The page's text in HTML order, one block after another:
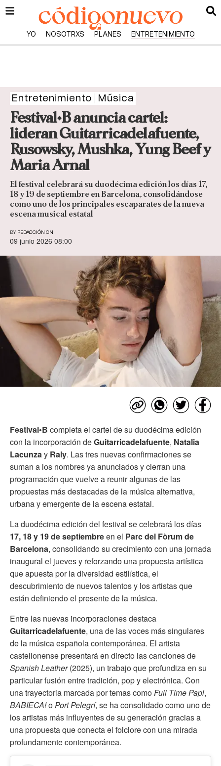
YO NOSOTRXS PLANES ENTRETENIMIENTO
Entretenimiento Música
Festival•B anuncia cartel:
lideran Guitarricadelafuente,
Rusowsky, Mushka, Yung Beef y
Maria Arnal
El festival celebrará su duodécima edición los días 17,
18 y 19 de septiembre en Barcelona, consolidándose
como uno de los principales escaparates de la nueva
escena musical estatal
BY REDACCIÓN CN
09 junio 2026 08:00
Festival•B completa el cartel de su duodécima edición
con la incorporación deGuitarricadelafuente, Natalia
Lacunzay Raly. Las tres nuevas confirmaciones se
suman a los nombres ya anunciados y cierran una
programación que vuelve a reunir algunas de las
propuestas más destacadas de la música alternativa,
urbana y emergente de la escena estatal.
La duodécima edición del festival se celebrará los días
17, 18 y 19 de septiembreen el Parc del Fòrum de
Barcelona, consolidando su crecimiento con una jornada
inaugural el jueves y reforzando una propuesta artística
que apuesta por la diversidad estilística, el
descubrimiento de nuevos talentos y los artistas que
están definiendo el presente de la música.
Entre las nuevas incorporaciones destaca
Guitarricadelafuente, una de las voces más singulares
de la música española contemporánea. El artista
castellonense presentará en directo las canciones de
Spanish Leather(2025), un trabajo que profundiza en su
particular fusión entre tradición, pop y electrónica. Con
una trayectoria marcada por temas comoFull Time Papi,
BABIECA!oPort Pelegrí, se ha consolidado como uno de
los artistas más influyentes de su generación gracias a
una propuesta que conecta el folclore con una mirada
profundamente contemporánea.